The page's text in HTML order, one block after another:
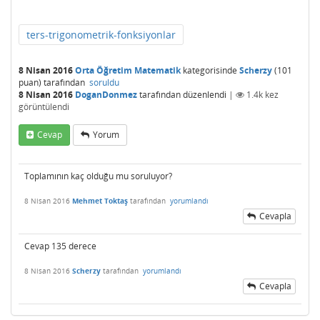
ters-trigonometrik-fonksiyonlar
8 Nisan 2016Orta Öğretim Matematikkategorisinde Scherzy(101
puan) tarafından soruldu
8 Nisan 2016 DoganDonmeztarafındandüzenlendi | 1.4k kez
görüntülendi
Cevap Yorum
Toplamının kaç olduğu mu soruluyor?
8 Nisan 2016 Mehmet Toktaş tarafından yorumlandı
Cevapla
Cevap 135 derece
8 Nisan 2016 Scherzy tarafından yorumlandı
Cevapla